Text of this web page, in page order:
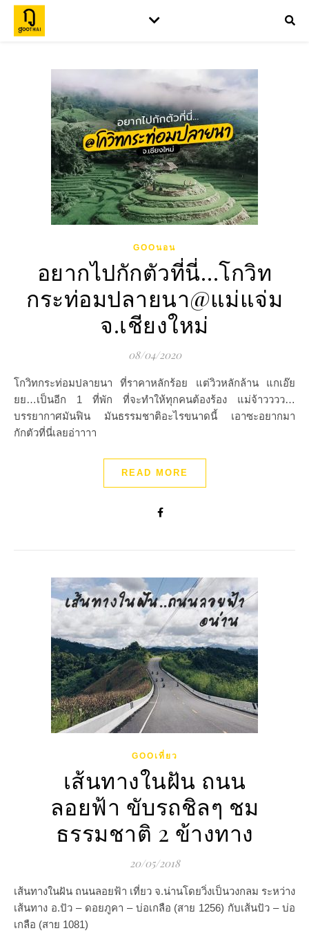
GOOนอน
อยากไปกักตัวที่นี่…โกวิท
กระท่อมปลายนา@แม่แจ่ม
จ.เชียงใหม่
08/04/2020
โกวิทกระท่อมปลายนา ที่ราคาหลักร้อย แต่วิวหลักล้าน แกเอ๊ย
ยย…เป็นอีก 1 ที่พัก ที่จะทำให้ทุกคนต้องร้อง แม่จ้าวววว…
บรรยากาศมันฟิน มันธรรมชาติอะไรขนาดนี้ เอาซะอยากมา
กักตัวที่นี่เลยอ่าาาา
READ MORE
GOOเที่ยว
เส้นทางในฝัน ถนน
ลอยฟ้า ขับรถชิลๆ ชม
ธรรมชาติ 2 ข้างทาง
20/05/2018
เส้นทางในฝัน ถนนลอยฟ้า เที่ยว จ.น่านโดยวิ่งเป็นวงกลม ระหว่าง
เส้นทาง อ.ปัว – ดอยภูคา – บ่อเกลือ (สาย 1256) กับเส้นปัว – บ่อ
เกลือ (สาย 1081)